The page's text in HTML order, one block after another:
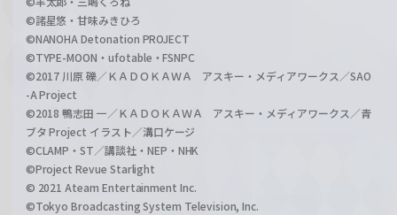
©諸星悠・甘味みきひろ
©NANOHA Detonation PROJECT
©TYPE-MOON・ufotable・FSNPC
©2017 川原 礫／ＫＡＤＯＫＡＷＡ アスキー・メディアワークス／SAO
-A Project
©2018 鴨志田 一／ＫＡＤＯＫＡＷＡ アスキー・メディアワークス／青
ブタ Project イラスト／溝口ケージ
©CLAMP・ST／講談社・NEP・NHK
©Project Revue Starlight
© 2021 Ateam Entertainment Inc.
©Tokyo Broadcasting System Television, Inc.